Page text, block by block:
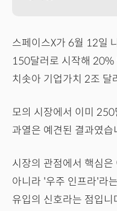
스페이스X가 6월 12일
150달러로 시작해 20%
치솟아 기업가치 2조 달
모의 시장에서 이미 250
과열은 예견된 결과였습
시장의 관점에서 핵심은
아니라 '우주 인프라'라
유입의 신호라는 점입